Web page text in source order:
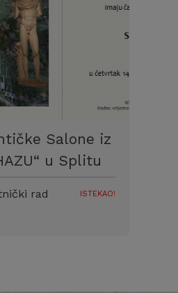
Salone iz
u Splitu
rad
ISTEKAO!